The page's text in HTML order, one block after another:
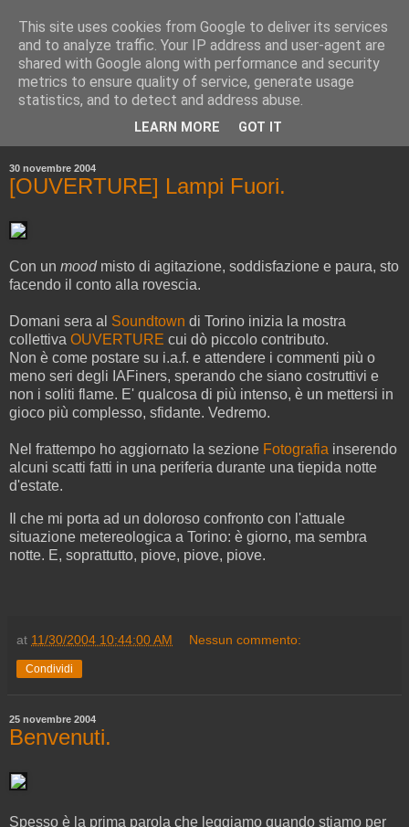
30 novembre 2004
[OUVERTURE] Lampi Fuori.
Con un moodmisto di agitazione, soddisfazione e paura, sto
facendo il conto alla rovescia.
Domani sera al Soundtown di Torino inizia la mostra
collettiva OUVERTURE cui dò piccolo contributo.
Non è come postare su i.a.f. e attendere i commenti più o
meno seri degli IAFiners, sperando che siano costruttivi e
non i soliti flame. E' qualcosa di più intenso, è un mettersi in
gioco più complesso, sfidante. Vedremo.
Nel frattempo ho aggiornato la sezione Fotografia inserendo
alcuni scatti fatti in una periferia durante una tiepida notte
d'estate.
Il che mi porta ad un doloroso confronto con l'attuale
situazione metereologica a Torino: è giorno, ma sembra
notte. E, soprattutto, piove, piove, piove.
at 11/30/2004 10:44:00 AM Nessun commento:
Condividi
25 novembre 2004
Benvenuti.
Spesso è la prima parola che leggiamo quando stiamo per
This site uses cookies from Google to deliver its services
and to analyze traffic. Your IP address and user-agent are
shared with Google along with performance and security
metrics to ensure quality of service, generate usage
statistics, and to detect and address abuse.
LEARN MORE GOT IT